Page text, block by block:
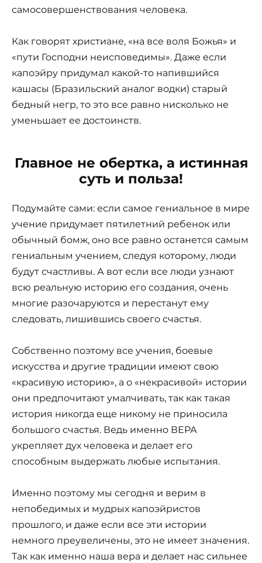
самосовершенствования человека.
Как говорят христиане, «на все воля Божья» и
«пути Господни неисповедимы». Даже если
капоэйру придумал какой-то напившийся
кашасы (Бразильский аналог водки) старый
бедный негр, то это все равно нисколько не
уменьшает ее достоинств.
Главное не обертка, а истинная
суть и польза!
Подумайте сами: если самое гениальное в мире
учение придумает пятилетний ребенок или
обычный бомж, оно все равно останется самым
гениальным учением, следуя которому, люди
будут счастливы. А вот если все люди узнают
всю реальную историю его создания, очень
многие разочаруются и перестанут ему
следовать, лишившись своего счастья.
Собственно поэтому все учения, боевые
искусства и другие традиции имеют свою
«красивую историю», а о «некрасивой» истории
они предпочитают умалчивать, так как такая
история никогда еще никому не приносила
большого счастья. Ведь именно ВЕРА
укрепляет дух человека и делает его
способным выдержать любые испытания.
Именно поэтому мы сегодня и верим в
непобедимых и мудрых капоэйристов
прошлого, и даже если все эти истории
немного преувеличены, это не имеет значения.
Так как именно наша вера и делает нас сильнее